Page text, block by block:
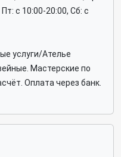
c 10:00-20:00, Сб: c
услуги/Ателье
Мастерские по
Оплата через банк.